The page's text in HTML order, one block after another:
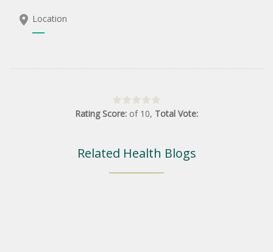
Location
Rating Score: of 10, Total Vote:
Related Health Blogs